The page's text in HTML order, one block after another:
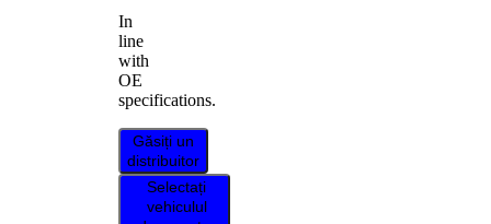
In
line
with
OE
specifications.
Găsiți un
distribuitor
Selectați
vehiculul